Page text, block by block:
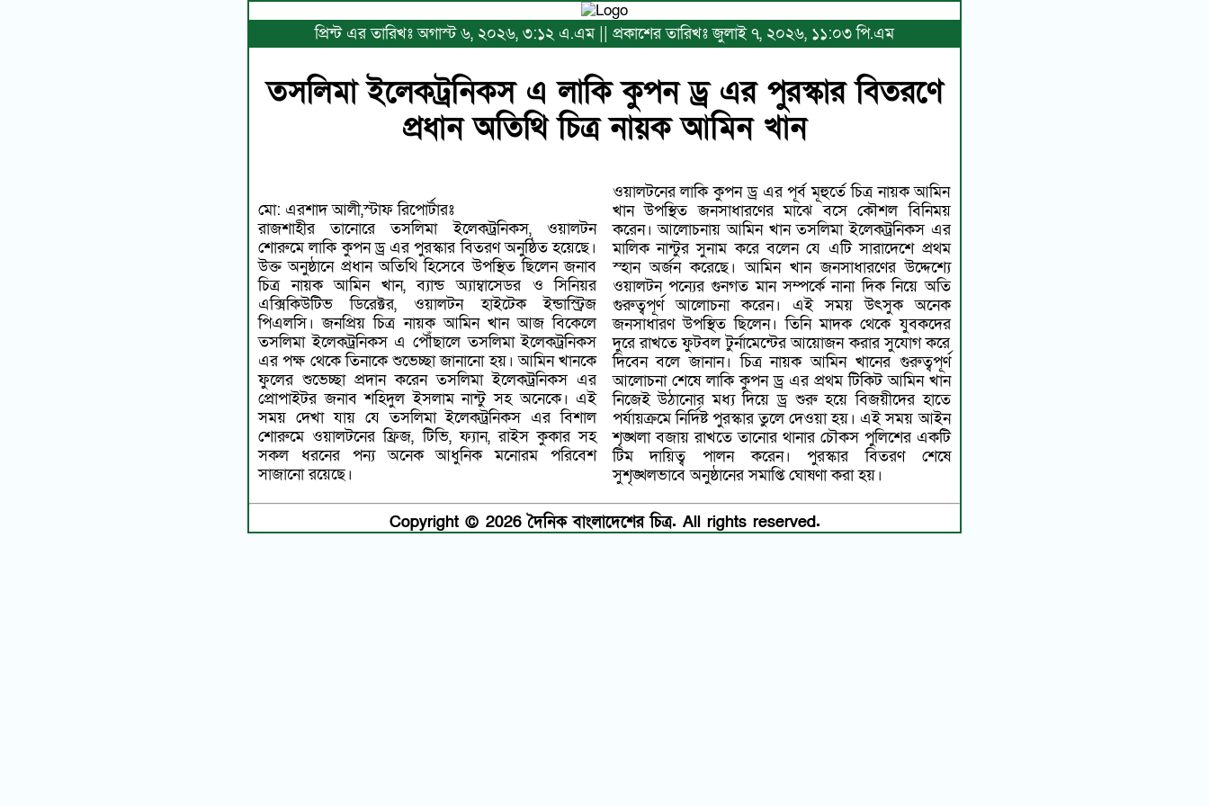
প্রিন্ট এর তারিখঃ অগাস্ট ৬, ২০২৬, ৩:১২ এ.এম || প্রকাশের তারিখঃ জুলাই ৭, ২০২৬, ১১:০৩ পি.এম
তসলিমা ইলেকট্রনিকস এ লাকি কুপন ড্র এর পুরস্কার বিতরণে
প্রধান অতিথি চিত্র নায়ক আমিন খান
মো: এরশাদ আলী,স্টাফ রিপোর্টারঃ
রাজশাহীর তানোরে তসলিমা ইলেকট্রনিকস, ওয়ালটন
শোরুমে লাকি কুপন ড্র এর পুরস্কার বিতরণ অনুষ্ঠিত হয়েছে।
উক্ত অনুষ্ঠানে প্রধান অতিথি হিসেবে উপস্থিত ছিলেন জনাব
চিত্র নায়ক আমিন খান, ব্যান্ড অ্যাম্বাসেডর ও সিনিয়র
এক্সিকিউটিভ ডিরেক্টর, ওয়ালটন হাইটেক ইন্ডাস্ট্রিজ
পিএলসি। জনপ্রিয় চিত্র নায়ক আমিন খান আজ বিকেলে
তসলিমা ইলেকট্রনিকস এ পৌঁছালে তসলিমা ইলেকট্রনিকস
এর পক্ষ থেকে তিনাকে শুভেচ্ছা জানানো হয়। আমিন খানকে
ফুলের শুভেচ্ছা প্রদান করেন তসলিমা ইলেকট্রনিকস এর
প্রোপাইটর জনাব শহিদুল ইসলাম নান্টু সহ অনেকে। এই
সময় দেখা যায় যে তসলিমা ইলেকট্রনিকস এর বিশাল
শোরুমে ওয়ালটনের ফ্রিজ, টিভি, ফ্যান, রাইস কুকার সহ
সকল ধরনের পন্য অনেক আধুনিক মনোরম পরিবেশ
সাজানো রয়েছে।
ওয়ালটনের লাকি কুপন ড্র এর পূর্ব মূহুর্তে চিত্র নায়ক আমিন
খান উপস্থিত জনসাধারণের মাঝে বসে কৌশল বিনিময়
করেন। আলোচনায় আমিন খান তসলিমা ইলেকট্রনিকস এর
মালিক নান্টুর সুনাম করে বলেন যে এটি সারাদেশে প্রথম
স্হান অর্জন করেছে। আমিন খান জনসাধারণের উদ্দেশ্যে
ওয়ালটন পন্যের গুনগত মান সম্পর্কে নানা দিক নিয়ে অতি
গুরুত্বপূর্ণ আলোচনা করেন। এই সময় উৎসুক অনেক
জনসাধারণ উপস্থিত ছিলেন। তিনি মাদক থেকে যুবকদের
দুরে রাখতে ফুটবল টুর্নামেন্টের আয়োজন করার সুযোগ করে
দিবেন বলে জানান। চিত্র নায়ক আমিন খানের গুরুত্বপূর্ণ
আলোচনা শেষে লাকি কুপন ড্র এর প্রথম টিকিট আমিন খান
নিজেই উঠানোর মধ্য দিয়ে ড্র শুরু হয়ে বিজয়ীদের হাতে
পর্যায়ক্রমে নির্দিষ্ট পুরস্কার তুলে দেওয়া হয়। এই সময় আইন
শৃঙ্খলা বজায় রাখতে তানোর থানার চৌকস পুলিশের একটি
টিম দায়িত্ব পালন করেন। পুরস্কার বিতরণ শেষে
সুশৃঙ্খলভাবে অনুষ্ঠানের সমাপ্তি ঘোষণা করা হয়।
Copyright © 2026 দৈনিক বাংলাদেশের চিত্র. All rights reserved.